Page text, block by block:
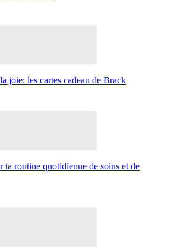
joie: les cartes cadeau de Brack
ta routine quotidienne de soins et de